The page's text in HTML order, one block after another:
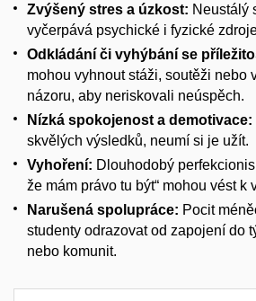
Zvýšený stres a úzkost: Neustálý
vyčerpává psychické i fyzické
Odkládání či vyhýbání se
mohou vyhnout stáži, soutěži nebo
názoru, aby neriskovali neúspěch.
Nízká spokojenost a demotivace:
skvělých výsledků, neumí si je užít.
Vyhoření: Dlouhodobý
že mám právo tu být“ mohou vést k
Narušená spolupráce: Pocit
studenty odrazovat od zapojení do
nebo komunit.